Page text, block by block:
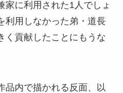
家に利用された1人でしょ
利用しなかった弟・道長
く貢献したことにもうな
品内で描かれる反面、以